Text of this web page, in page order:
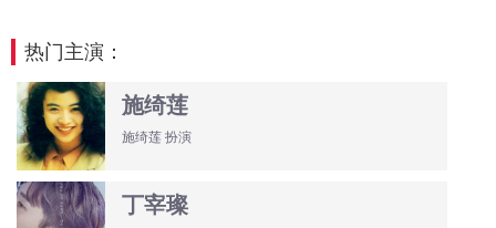
热门主演：
施绮莲
施绮莲 扮演
丁宰璨